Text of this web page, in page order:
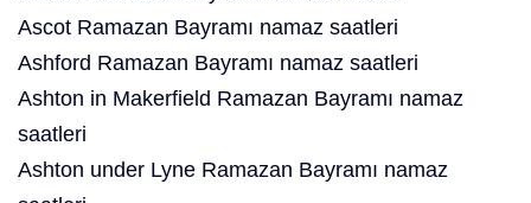
Ascot Ramazan Bayramı namaz saatleri
Ashford Ramazan Bayramı namaz saatleri
Ashton in Makerfield Ramazan Bayramı namaz
saatleri
Ashton under Lyne Ramazan Bayramı namaz